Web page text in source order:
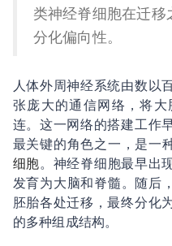
类神经脊细胞在迁
分化偏向性。
人体外周神经系统由数以
张庞大的通信网络，将
连。这一网络的搭建工作
最关键的角色之一，是一
细胞。神经脊细胞最早
发育为大脑和脊髓。随后
胚胎各处迁移，最终分化
的多种组成结构。